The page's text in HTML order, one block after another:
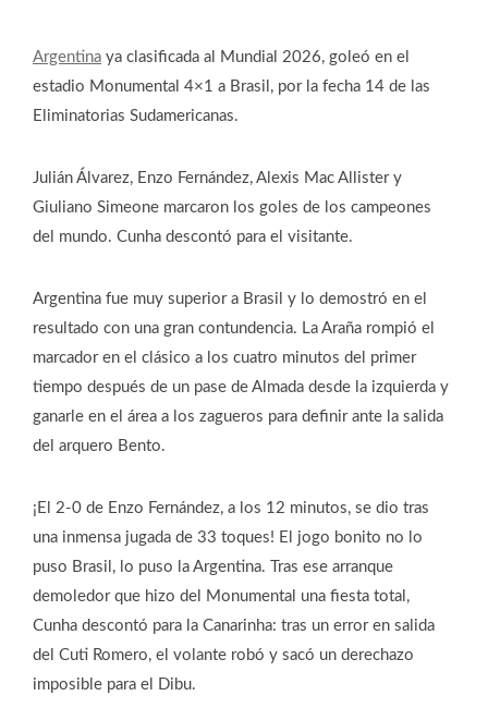
Argentina ya clasificada al Mundial 2026, goleó en el
estadio Monumental 4×1 a Brasil, por la fecha 14 de las
Eliminatorias Sudamericanas.
Julián Álvarez, Enzo Fernández, Alexis Mac Allister y
Giuliano Simeone marcaron los goles de los campeones
del mundo. Cunha descontó para el visitante.
Argentina fue muy superior a Brasil y lo demostró en el
resultado con una gran contundencia. La Araña rompió el
marcador en el clásico a los cuatro minutos del primer
tiempo después de un pase de Almada desde la izquierda y
ganarle en el área a los zagueros para definir ante la salida
del arquero Bento.
¡El 2-0 de Enzo Fernández, a los 12 minutos, se dio tras
una inmensa jugada de 33 toques! El jogo bonito no lo
puso Brasil, lo puso la Argentina. Tras ese arranque
demoledor que hizo del Monumental una fiesta total,
Cunha descontó para la Canarinha: tras un error en salida
del Cuti Romero, el volante robó y sacó un derechazo
imposible para el Dibu.